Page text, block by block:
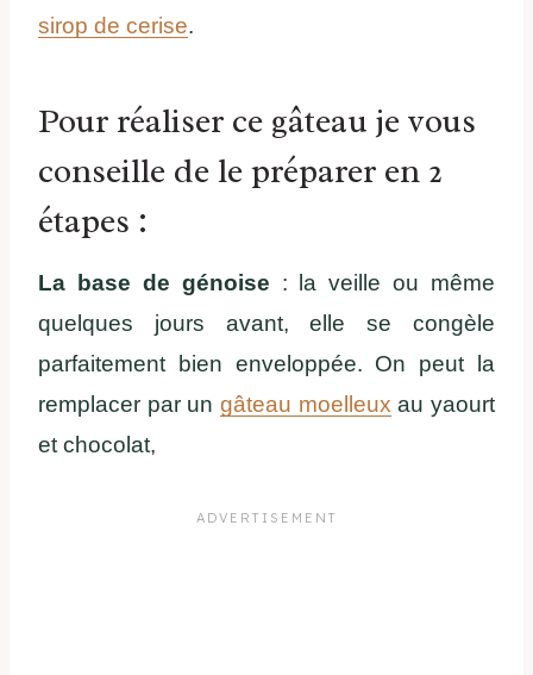
sirop de cerise.
Pour réaliser ce gâteau je vous
conseille de le préparer en 2
étapes :
La base de génoise : la veille ou même
quelques jours avant, elle se congèle
parfaitement bien enveloppée. On peut la
remplacer par un gâteau moelleux au yaourt
et chocolat,